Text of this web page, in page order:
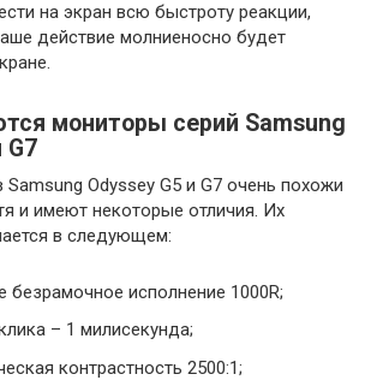
на экран всю быстроту реакции,
действие молниеносно будет
мониторы серий Samsung
G7
Odyssey G5 и G7 очень похожи
и имеют некоторые отличия. Их
в следующем:
безрамочное исполнение 1000R;
– 1 милисекунда;
контрастность 2500:1;